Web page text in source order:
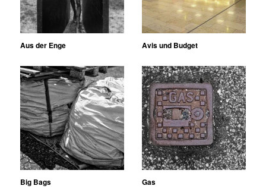
Aus der Enge Avis und Budget
Big Bags Gas